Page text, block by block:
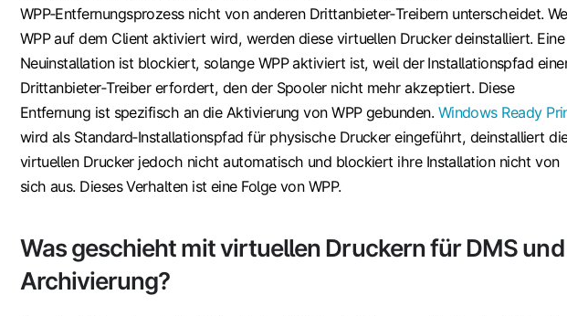
WPP‑Entfernungsprozess nicht von anderen Drittanbieter‑Treibern unterscheidet.
WPP auf dem Client aktiviert wird, werden diese virtuellen Drucker deinstalliert. Eine
Neuinstallation ist blockiert, solange WPP aktiviert ist, weil der Installationspfad
Drittanbieter‑Treiber erfordert, den der Spooler nicht mehr akzeptiert. Diese
Entfernung ist spezifisch an die Aktivierung von WPP gebunden. Windows Ready
wird als Standard‑Installationspfad für physische Drucker eingeführt, deinstalliert
virtuellen Drucker jedoch nicht automatisch und blockiert ihre Installation nicht von
sich aus. Dieses Verhalten ist eine Folge von WPP.
Was geschieht mit virtuellen Druckern für DMS und
Archivierung?